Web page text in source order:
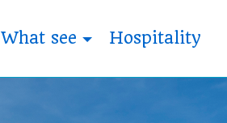
What see Hospitality